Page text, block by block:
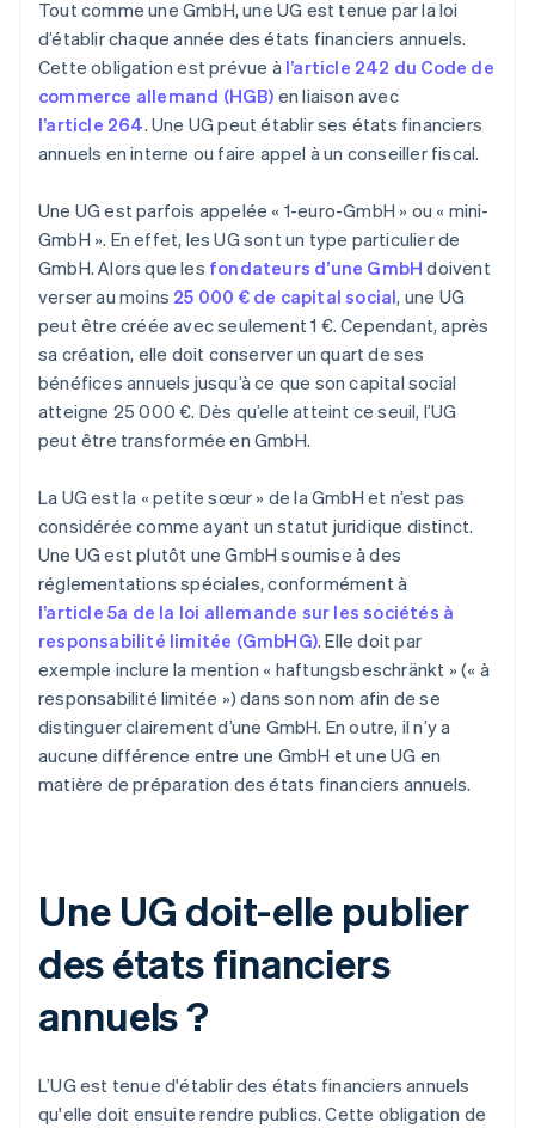
Tout comme une GmbH, une UG est tenue par la loi
d’établir chaque année des états financiers annuels.
Cette obligation est prévue à l’article 242 du Code de
commerce allemand (HGB) en liaison avec
l’article 264. Une UG peut établir ses états financiers
annuels en interne ou faire appel à un conseiller fiscal.
Une UG est parfois appelée « 1-euro-GmbH » ou « mini-
GmbH ». En effet, les UG sont un type particulier de
GmbH. Alors que les fondateurs d’une GmbH doivent
verser au moins 25 000 € de capital social, une UG
peut être créée avec seulement 1 €. Cependant, après
sa création, elle doit conserver un quart de ses
bénéfices annuels jusqu’à ce que son capital social
atteigne 25 000 €. Dès qu’elle atteint ce seuil, l’UG
peut être transformée en GmbH.
La UG est la « petite sœur » de la GmbH et n’est pas
considérée comme ayant un statut juridique distinct.
Une UG est plutôt une GmbH soumise à des
réglementations spéciales, conformément à
l’article 5a de la loi allemande sur les sociétés à
responsabilité limitée (GmbHG). Elle doit par
exemple inclure la mention « haftungsbeschränkt » (« à
responsabilité limitée ») dans son nom afin de se
distinguer clairement d’une GmbH. En outre, il n’y a
aucune différence entre une GmbH et une UG en
matière de préparation des états financiers annuels.
Une UG doit-elle publier
des états financiers
annuels ?
L’UG est tenue d'établir des états financiers annuels
qu'elle doit ensuite rendre publics. Cette obligation de